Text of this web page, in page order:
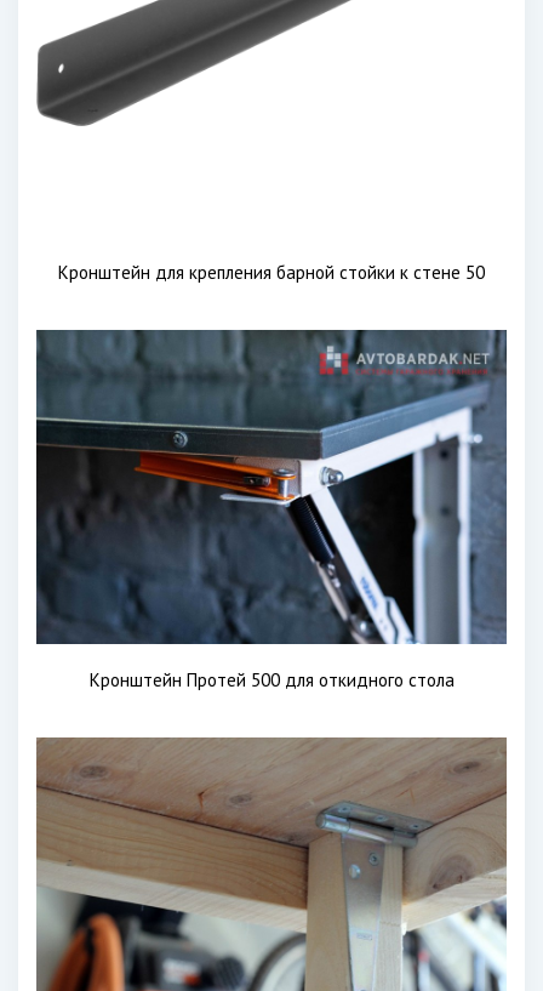
Кронштейн для крепления барной стойки к стене 50
Кронштейн Протей 500 для откидного стола